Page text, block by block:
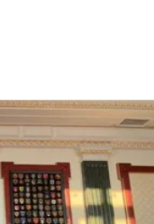
про
Росії й
проєкту